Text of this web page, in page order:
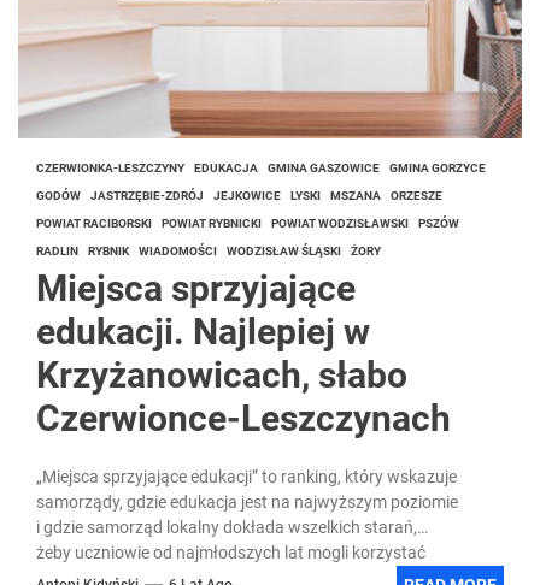
CZERWIONKA-LESZCZYNY EDUKACJA GMINA GASZOWICE GMINA GORZYCE
GODÓW JASTRZĘBIE-ZDRÓJ JEJKOWICE LYSKI MSZANA ORZESZE
POWIAT RACIBORSKI POWIAT RYBNICKI POWIAT WODZISŁAWSKI PSZÓW
RADLIN RYBNIK WIADOMOŚCI WODZISŁAW ŚLĄSKI ŻORY
Miejsca sprzyjające
edukacji. Najlepiej w
Krzyżanowicach, słabo
Czerwionce-Leszczynach
„Miejsca sprzyjające edukacji” to ranking, który wskazuje
samorządy, gdzie edukacja jest na najwyższym poziomie
i gdzie samorząd lokalny dokłada wszelkich starań,
żeby uczniowie od najmłodszych lat mogli korzystać
z najwyższej jakości kształcenia....